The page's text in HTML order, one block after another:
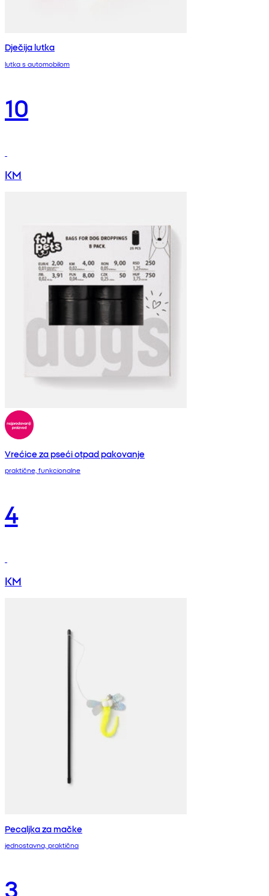
Dječija lutka
lutka s automobilom
10
KM
Vrećice za pseći otpad pakovanje
praktične, funkcionalne
4
KM
Pecaljka za mačke
jednostavna, praktična
3